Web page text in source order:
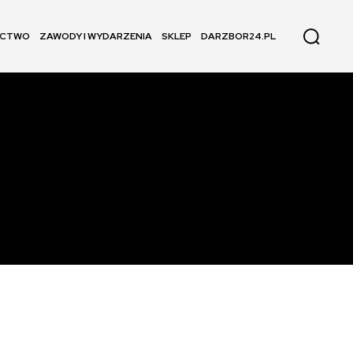
ZAWODY I WYDARZENIA SKLEP DARZBOR24.PL